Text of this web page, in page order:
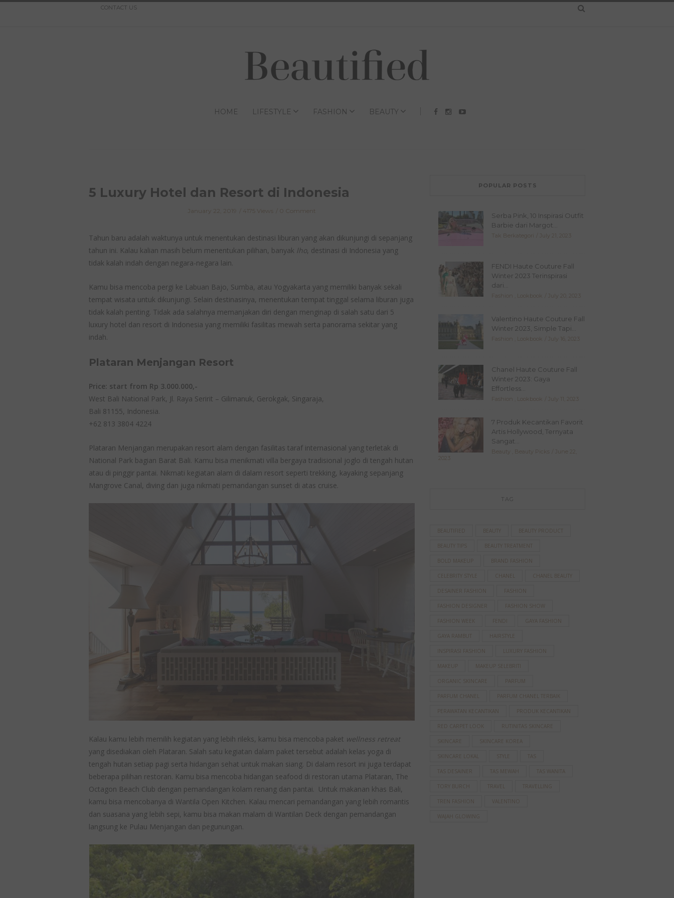
CONTACT US
HOME LIFESTYLE FASHION BEAUTY
5 Luxury Hotel dan Resort di Indonesia
January 22, 2019 4175 Views 0 Comment
Tahun baru adalah waktunya untuk menentukan destinasi liburan yang akan dikunjungi di sepanjang
tahun ini. Kalau kalian masih belum menentukan pilihan, banyak lho, destinasi di Indonesia yang
tidak kalah indah dengan negara-negara lain.
Kamu bisa mencoba pergi ke Labuan Bajo, Sumba, atau Yogyakarta yang memiliki banyak sekali
tempat wisata untuk dikunjungi. Selain destinasinya, menentukan tempat tinggal selama liburan juga
tidak kalah penting. Tidak ada salahnya memanjakan diri dengan menginap di salah satu dari 5
luxury hotel dan resort di Indonesia yang memiliki fasilitas mewah serta panorama sekitar yang
indah.
Plataran Menjangan Resort
Price: start from Rp 3.000.000,-
West Bali National Park, Jl. Raya Seririt – Gilimanuk, Gerokgak, Singaraja,
Bali 81155, Indonesia.
+62 813 3804 4224
Plataran Menjangan merupakan resort alam dengan fasilitas taraf internasional yang terletak di
National Park bagian Barat Bali. Kamu bisa menikmati villa bergaya tradisional joglo di tengah hutan
atau di pinggir pantai. Nikmati kegiatan alam di dalam resort seperti trekking, kayaking sepanjang
Mangrove Canal, diving dan juga nikmati pemandangan sunset di atas cruise.
Kalau kamu lebih memilih kegiatan yang lebih rileks, kamu bisa mencoba paket wellness retreat
yang disediakan oleh Plataran. Salah satu kegiatan dalam paket tersebut adalah kelas yoga di
tengah hutan setiap pagi serta hidangan sehat untuk makan siang. Di dalam resort ini juga terdapat
beberapa pilihan restoran. Kamu bisa mencoba hidangan seafood di restoran utama Plataran, The
Octagon Beach Club dengan pemandangan kolam renang dan pantai. Untuk makanan khas Bali,
kamu bisa mencobanya di Wantila Open Kitchen. Kalau mencari pemandangan yang lebih romantis
dan suasana yang lebih sepi, kamu bisa makan malam di Wantilan Deck dengan pemandangan
langsung ke Pulau Menjangan dan pegunungan.
POPULAR POSTS
Serba Pink, 10 Inspirasi Outfit
Barbie dari Margot...
Tak Berkategori July 21, 2023
FENDI Haute Couture Fall
Winter 2023 Terinspirasi
dari...
Fashion Lookbook July 20, 2023
Valentino Haute Couture Fall
Winter 2023, Simple Tapi...
Fashion Lookbook July 16, 2023
Chanel Haute Couture Fall
Winter 2023: Gaya
Effortless...
Fashion Lookbook July 11, 2023
7 Produk Kecantikan Favorit
Artis Hollywood, Ternyata
Sangat...
Beauty Beauty Picks
June 22,
2023
TAG
BEAUTIFIED BEAUTY BEAUTY PRODUCT
BEAUTY TIPS BEAUTY TREATMENT
BOLD MAKEUP BRAND FASHION
CELEBRITY STYLE CHANEL CHANEL BEAUTY
DESAINER FASHION FASHION
FASHION DESIGNER FASHION SHOW
FASHION WEEK FENDI GAYA FASHION
GAYA RAMBUT HAIRSTYLE
INSPIRASI FASHION LUXURY FASHION
MAKEUP MAKEUP SELEBRITI
ORGANIC SKINCARE PARFUM
PARFUM CHANEL PARFUM CHANEL TERBAIK
PERAWATAN KECANTIKAN PRODUK KECANTIKAN
RED CARPET LOOK RUTINITAS SKINCARE
SKINCARE SKINCARE KOREA
SKINCARE LOKAL STYLE TAS
TAS DESAINER TAS MEWAH TAS WANITA
TORY BURCH TRAVEL TRAVELLING
TREN FASHION VALENTINO
WAJAH GLOWING